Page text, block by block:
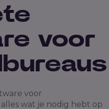
voor
voor
wat je nodig hebt op